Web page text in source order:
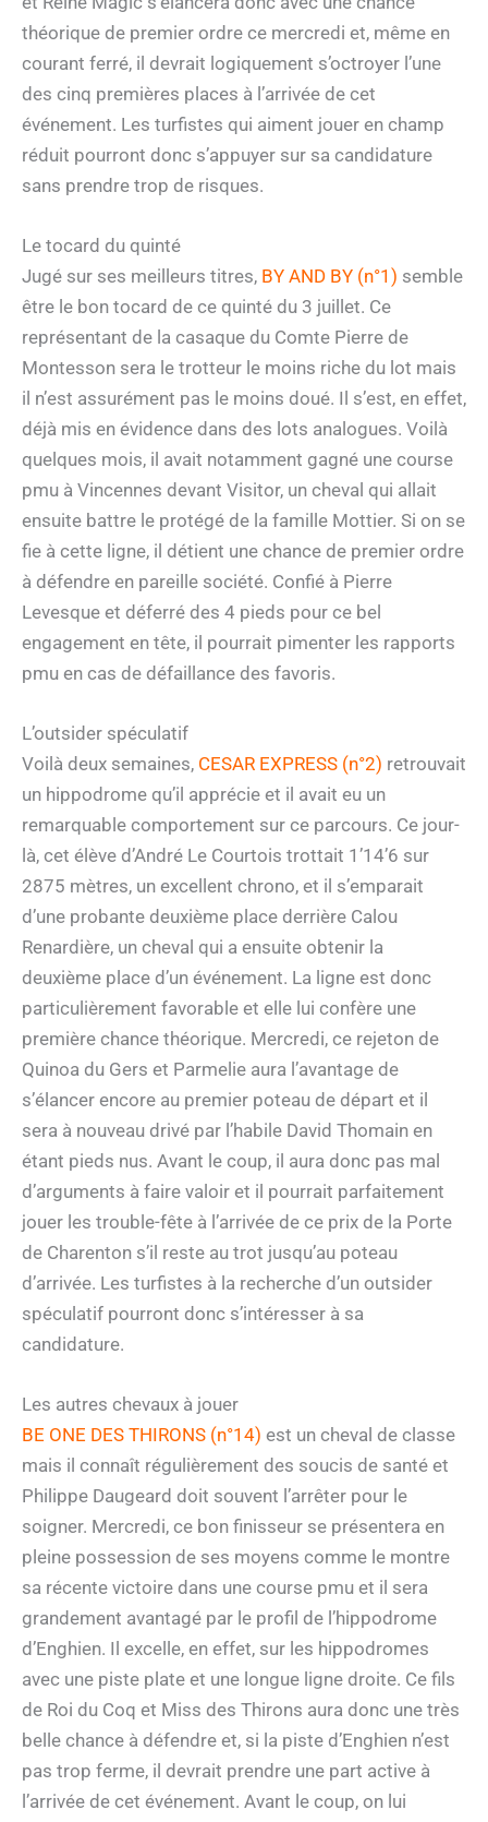
théorique de premier ordre ce mercredi et, même en
courant ferré, il devrait logiquement s’octroyer l’une
des cinq premières places à l’arrivée de cet
événement. Les turfistes qui aiment jouer en champ
réduit pourront donc s’appuyer sur sa candidature
sans prendre trop de risques.
Le tocard du quinté
Jugé sur ses meilleurs titres, BY AND BY (n°1) semble
être le bon tocard de ce quinté du 3 juillet. Ce
représentant de la casaque du Comte Pierre de
Montesson sera le trotteur le moins riche du lot mais
il n’est assurément pas le moins doué. Il s’est, en effet,
déjà mis en évidence dans des lots analogues. Voilà
quelques mois, il avait notamment gagné une course
pmu à Vincennes devant Visitor, un cheval qui allait
ensuite battre le protégé de la famille Mottier. Si on se
fie à cette ligne, il détient une chance de premier ordre
à défendre en pareille société. Confié à Pierre
Levesque et déferré des 4 pieds pour ce bel
engagement en tête, il pourrait pimenter les rapports
pmu en cas de défaillance des favoris.
L’outsider spéculatif
Voilà deux semaines, CESAR EXPRESS (n°2) retrouvait
un hippodrome qu’il apprécie et il avait eu un
remarquable comportement sur ce parcours. Ce jour-
là, cet élève d’André Le Courtois trottait 1’14’6 sur
2875 mètres, un excellent chrono, et il s’emparait
d’une probante deuxième place derrière Calou
Renardière, un cheval qui a ensuite obtenir la
deuxième place d’un événement. La ligne est donc
particulièrement favorable et elle lui confère une
première chance théorique. Mercredi, ce rejeton de
Quinoa du Gers et Parmelie aura l’avantage de
s’élancer encore au premier poteau de départ et il
sera à nouveau drivé par l’habile David Thomain en
étant pieds nus. Avant le coup, il aura donc pas mal
d’arguments à faire valoir et il pourrait parfaitement
jouer les trouble-fête à l’arrivée de ce prix de la Porte
de Charenton s’il reste au trot jusqu’au poteau
d’arrivée. Les turfistes à la recherche d’un outsider
spéculatif pourront donc s’intéresser à sa
candidature.
Les autres chevaux à jouer
BE ONE DES THIRONS (n°14) est un cheval de classe
mais il connaît régulièrement des soucis de santé et
Philippe Daugeard doit souvent l’arrêter pour le
soigner. Mercredi, ce bon finisseur se présentera en
pleine possession de ses moyens comme le montre
sa récente victoire dans une course pmu et il sera
grandement avantagé par le profil de l’hippodrome
d’Enghien. Il excelle, en effet, sur les hippodromes
avec une piste plate et une longue ligne droite. Ce fils
de Roi du Coq et Miss des Thirons aura donc une très
belle chance à défendre et, si la piste d’Enghien n’est
pas trop ferme, il devrait prendre une part active à
l’arrivée de cet événement. Avant le coup, on lui